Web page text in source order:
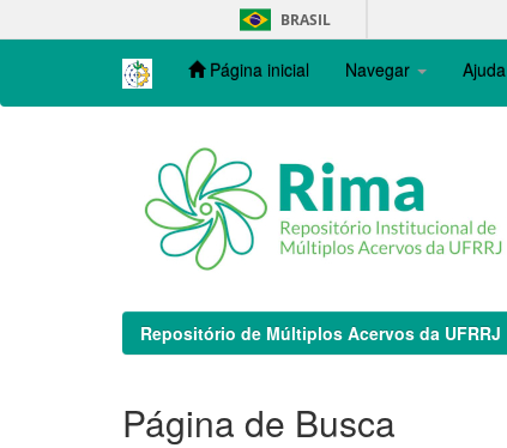
navigation
BRASIL
Página inicial Navegar Ajuda
Repositório de Múltiplos Acervos da UFRRJ
Página de Busca